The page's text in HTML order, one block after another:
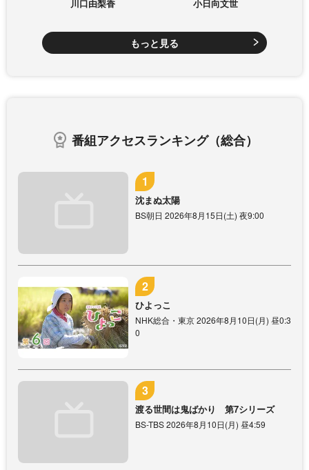
川口由梨香 小日向文世
もっと見る
番組アクセスランキング（総合）
沈まぬ太陽
BS朝日 2026年8月15日(土) 夜9:00
ひよっこ
NHK総合・東京 2026年8月10日(月) 昼0:3
0
渡る世間は鬼ばかり 第7シリーズ
BS-TBS 2026年8月10日(月) 昼4:59